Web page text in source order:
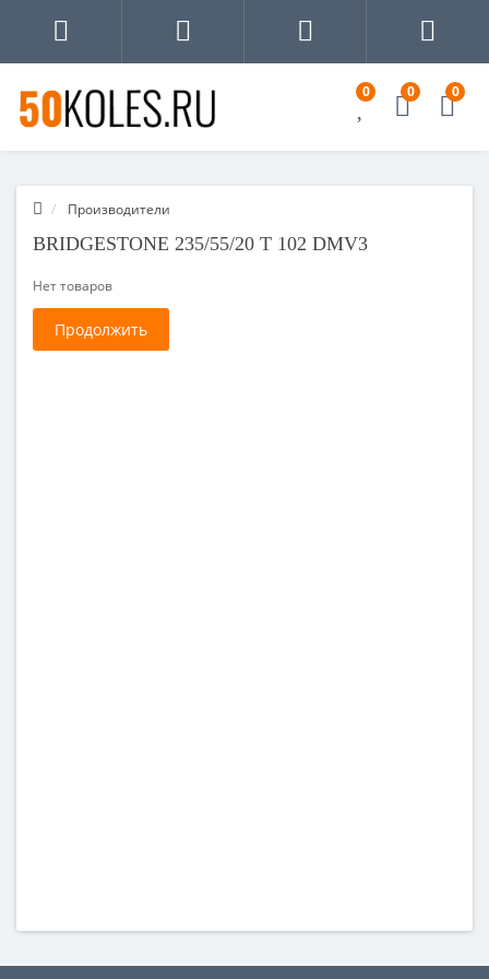
0 0 0
Производители
BRIDGESTONE 235/55/20 T 102 DMV3
Нет товаров
Продолжить